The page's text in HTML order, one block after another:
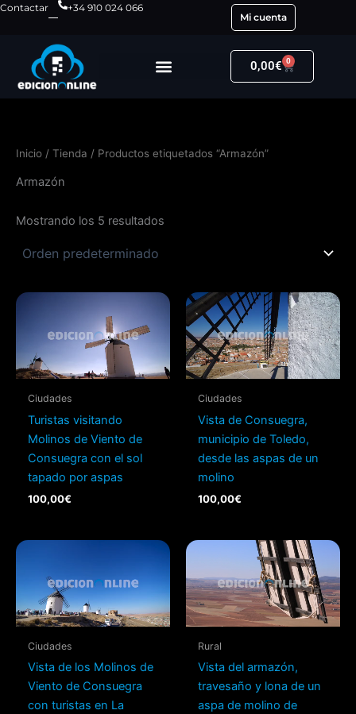
Ir
contenido
Contactar
+34 910 024 066
Mi cuenta
0,00€ 0
Carrito
Inicio / Tienda / Productos etiquetados “Armazón”
Armazón
Mostrando los 5 resultados
Ciudades
Turistas visitando
Molinos de Viento de
Consuegra con el sol
tapado por aspas
100,00€
Ciudades
Vista de Consuegra,
municipio de Toledo,
desde las aspas de un
molino
100,00€
Ciudades
Vista de los Molinos de
Viento de Consuegra
con turistas en La
Rural
Vista del armazón,
travesaño y lona de un
aspa de molino de